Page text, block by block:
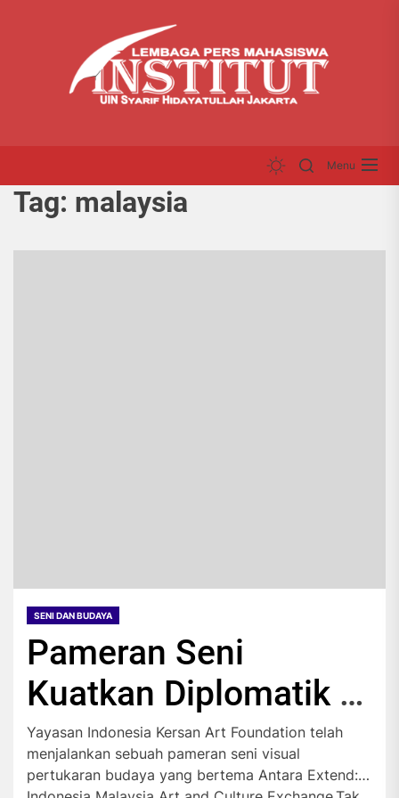
Menu
Tag: malaysia
SENI DAN BUDAYA
Pameran Seni
Kuatkan Diplomatik
Indonesia-Malaysia
Yayasan Indonesia Kersan Art Foundation telah
menjalankan sebuah pameran seni visual
pertukaran budaya yang bertema Antara Extend: